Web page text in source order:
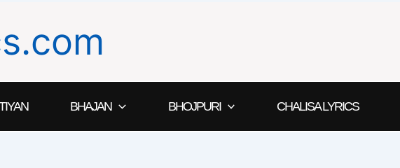
BHAJAN BHOJPURI CHALISA LYRICS